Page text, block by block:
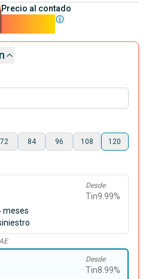
Precio al contado
72 84 96 108 120
Desde
Tin9.99%
meses
Desde
Tin8.99%